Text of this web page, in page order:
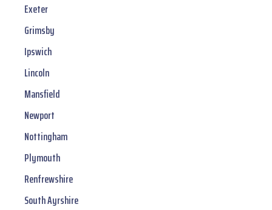
Exeter
Grimsby
Ipswich
Lincoln
Mansfield
Newport
Nottingham
Plymouth
Renfrewshire
South Ayrshire